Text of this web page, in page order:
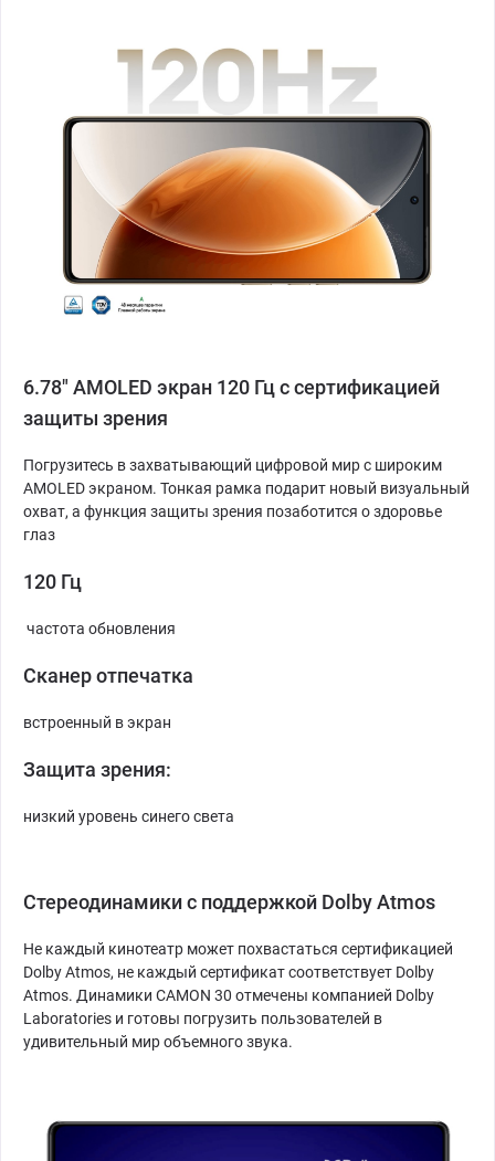
6.78" AMOLED экран 120 Гц с сертификацией
защиты зрения
Погрузитесь в захватывающий цифровой мир с широким
AMOLED экраном. Тонкая рамка подарит новый визуальный
охват, а функция защиты зрения позаботится о здоровье
глаз
120 Гц
частота обновления
Сканер отпечатка
встроенный в экран
Защита зрения:
низкий уровень синего света
Стереодинамики с поддержкой Dolby Atmos
Не каждый кинотеатр может похвастаться сертификацией
Dolby Atmos, не каждый сертификат соответствует Dolby
Atmos. Динамики CAMON 30 отмечены компанией Dolby
Laboratories и готовы погрузить пользователей в
удивительный мир объемного звука.